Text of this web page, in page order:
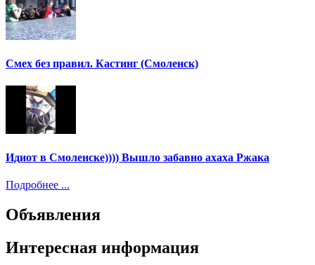
Смех без правил. Кастинг (Смоленск)
Идиот в Смоленске)))) Вышло забавно ахаха Ржака
Подробнее ...
Объявления
Интересная информация